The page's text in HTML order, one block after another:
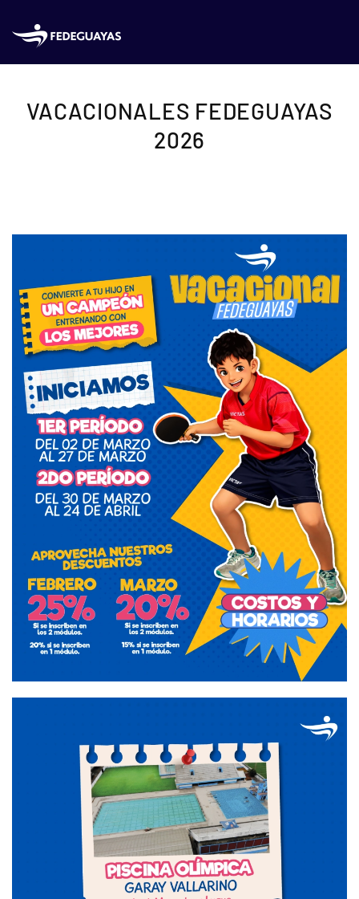
Skip to main content
VACACIONALES FEDEGUAYAS
2026